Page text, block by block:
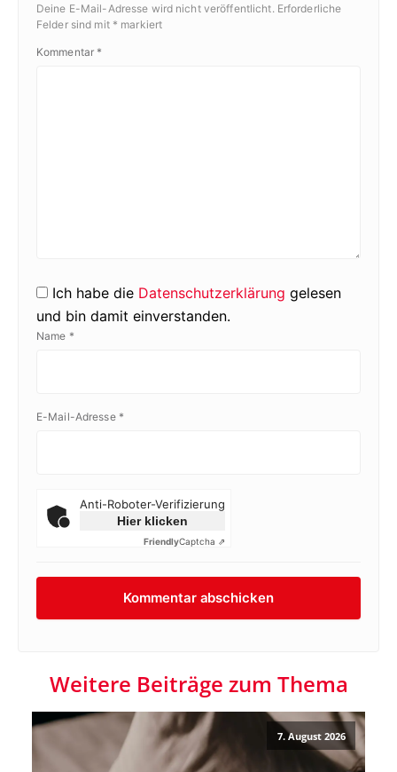
Deine E-Mail-Adresse wird nicht veröffentlicht. Erforderliche
Felder sind mit * markiert
Kommentar *
Ich habe die Datenschutzerklärung gelesen
und bin damit einverstanden.
Name *
E-Mail-Adresse *
Anti-Roboter-Verifizierung
Hier klicken
FriendlyCaptcha ⇗
Weitere Beiträge zum Thema
7. August 2026